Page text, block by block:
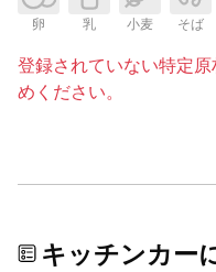
卵 乳 小麦 そば
登録されていない特定
めください。
キッチンカー